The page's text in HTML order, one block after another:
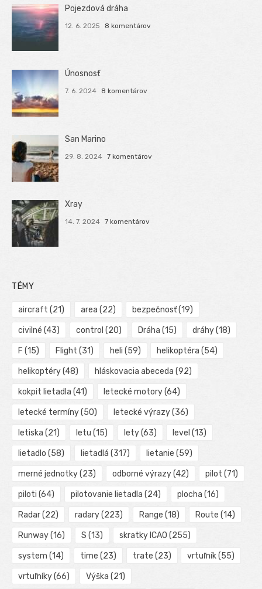
Pojezdová dráha
12. 6. 2025 8 komentárov
Únosnosť
7. 6. 2024 8 komentárov
San Marino
29. 8. 2024 7 komentárov
Xray
14. 7. 2024 7 komentárov
TÉMY
aircraft (21) area (22) bezpečnosť(19)
civilné (43) control (20) Dráha (15) dráhy(18)
F (15) Flight (31) heli (59) helikoptéra (54)
helikoptéry(48) hláskovacia abeceda (92)
kokpit lietadla (41) letecké motory(64)
letecké termíny(50) letecké výrazy(36)
letiska (21) letu (15) lety(63) level (13)
lietadlo (58) lietadlá (317) lietanie (59)
merné jednotky(23) odborné výrazy(42) pilot (71)
piloti (64) pilotovanie lietadla (24) plocha (16)
Radar(22) radary(223) Range (18) Route (14)
Runway(16) S (13) skratky ICAO (255)
system (14) time (23) trate (23) vrtuľník(55)
vrtuľníky(66) Výška (21)